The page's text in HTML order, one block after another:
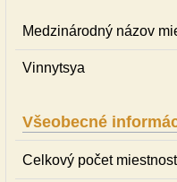
Medzinárodný názov
Vinnytsya
Všeobecné
Celkový počet